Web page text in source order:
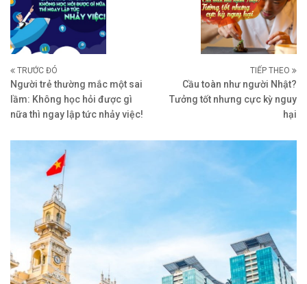
TRƯỚC ĐÓ
Người trẻ thường mắc một sai
lầm: Không học hỏi được gì
nữa thì ngay lập tức nhảy việc!
TIẾP THEO
Cầu toàn như người Nhật?
Tưởng tốt nhưng cực kỳ nguy
hại